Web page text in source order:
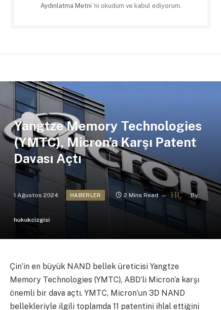
Aydınlatma Metni 'ni okudum ve kabul ediyorum.
Yangtze Memory Technologies
(YMTC), Micron’a Karşı Patent
Davası Açtı
1 Ağustos 2024 HABERLER 2 Mins Read By
hukukcizgisi
Çin’in en büyük NAND bellek üreticisi Yangtze
Memory Technologies (YMTC), ABD’li Micron’a karşı
önemli bir dava açtı. YMTC, Micron’un 3D NAND
bellekleriyle ilgili toplamda 11 patentini ihlal ettiğini